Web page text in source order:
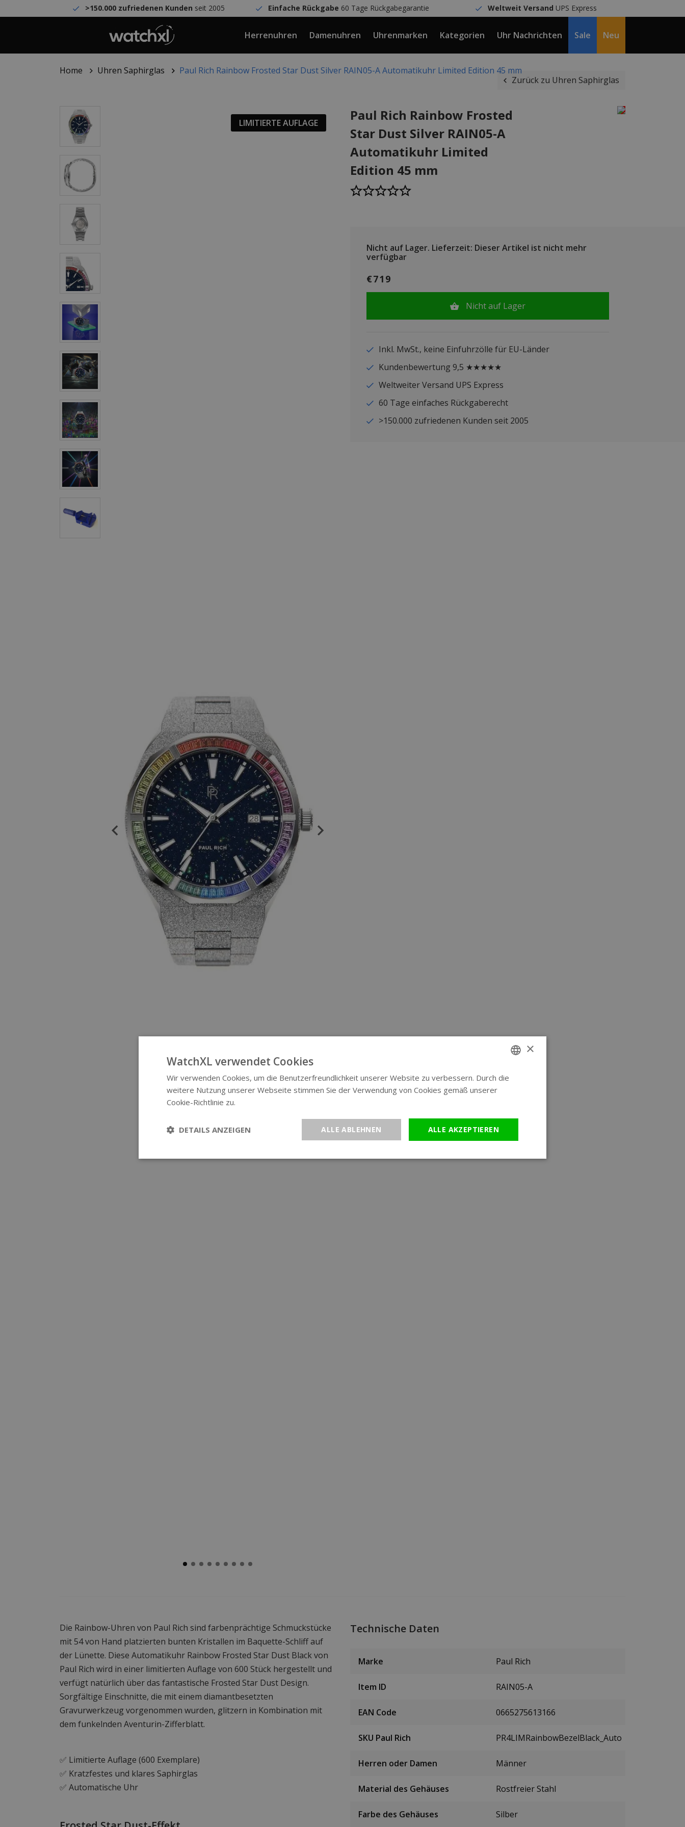
>150.000 zufriedenen Kunden seit 2005 Einfache Rückgabe 60 Tage Rückgabegarantie Weltweit Versand UPS Express
Herrenuhren Damenuhren Uhrenmarken Kategorien Uhr Nachrichten Sale Neu
Home Uhren Saphirglas
Paul Rich Rainbow Frosted Star Dust Silver RAIN05-A Automatikuhr Limited Edition 45 mm
Zurück zu Uhren Saphirglas
LIMITIERTE AUFLAGE
Paul Rich Rainbow Frosted
Star Dust Silver RAIN05-A
Automatikuhr Limited
Edition 45 mm
Nicht auf Lager. Lieferzeit: Dieser Artikel ist nicht mehr
verfügbar
€719
Nicht auf Lager
Inkl. MwSt., keine Einfuhrzölle für EU-Länder
Kundenbewertung 9,5 ★★★★★
Weltweiter Versand UPS Express
60 Tage einfaches Rückgaberecht
>150.000 zufriedenen Kunden seit 2005
Die Rainbow-Uhren von Paul Rich sind farbenprächtige Schmuckstücke
mit 54 von Hand platzierten bunten Kristallen im Baquette-Schliff auf
der Lünette. Diese Automatikuhr Rainbow Frosted Star Dust Black von
Paul Rich wird in einer limitierten Auflage von 600 Stück hergestellt und
verfügt natürlich über das fantastische Frosted Star Dust Design.
Sorgfältige Einschnitte, die mit einem diamantbesetzten
Gravurwerkzeug vorgenommen wurden, glitzern in Kombination mit
dem funkelnden Aventurin-Zifferblatt.
✅ Limitierte Auflage (600 Exemplare)
✅ Kratzfestes und klares Saphirglas
✅ Automatische Uhr
Technische Daten
Marke Paul Rich
Item ID RAIN05-A
EAN Code 0665275613166
SKU Paul Rich PR4LIMRainbowBezelBlack_Auto
Herren oder Damen Männer
Material des Gehäuses Rostfreier Stahl
Farbe des Gehäuses Silber
ENGLISH
×
WatchXL verwendet Cookies
Wir verwenden Cookies, um die Benutzerfreundlichkeit unserer Website zu verbessern. Durch die
weitere Nutzung unserer Webseite stimmen Sie der Verwendung von Cookies gemäß unserer
Cookie-Richtlinie zu.
ALLE AKZEPTIEREN
ALLE ABLEHNEN
DETAILS ANZEIGEN